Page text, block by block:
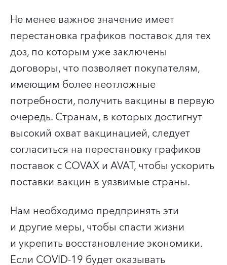
Не менее важное значение имеет
перестановка графиков поставок для тех
доз, по которым уже заключены
договоры, что позволяет покупателям,
имеющим более неотложные
потребности, получить вакцины в первую
очередь. Странам, в которых достигнут
высокий охват вакцинацией, следует
согласиться на перестановку графиков
поставок с COVAX и AVAT, чтобы ускорить
поставки вакцин в уязвимые страны.
Нам необходимо предпринять эти
и другие меры, чтобы спасти жизни
и укрепить восстановление экономики.
Если COVID-19 будет оказывать